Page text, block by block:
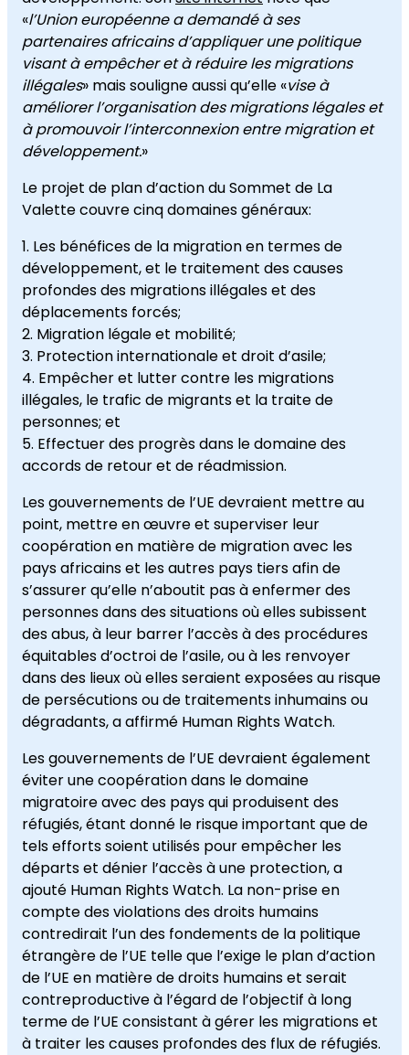
«l’Union européenne a demandé à ses
partenaires africains d’appliquer une politique
visant à empêcher et à réduire les migrations
illégales» mais souligne aussi qu’elle «vise à
améliorerl’organisation des migrations légales et
à promouvoir l’interconnexion entre migration et
développement.»
Le projet de plan d’action du Sommet de La
Valette couvre cinq domaines généraux:
Les bénéfices de la migration en termes de
développement, et le traitement des causes
profondes des migrations illégales et des
déplacements forcés;
Migration légale et mobilité;
Protection internationale et droit d’asile;
Empêcher et lutter contre les migrations
illégales, le trafic de migrants et la traite de
personnes; et
Effectuer des progrès dans le domaine des
accords de retour et de réadmission.
Les gouvernements de l’UE devraient mettre au
point, mettre en œuvre et superviser leur
coopération en matière de migration avec les
pays africains et les autres pays tiers afin de
s’assurer qu’elle n’aboutit pas à enfermer des
personnes dans des situations où elles subissent
des abus, à leur barrer l’accès à des procédures
équitables d’octroi de l’asile, ou à les renvoyer
dans des lieux où elles seraient exposées au risque
de persécutions ou de traitements inhumains ou
dégradants, a affirmé Human Rights Watch.
Les gouvernements de l’UE devraient également
éviter une coopération dans le domaine
migratoire avec des pays qui produisent des
réfugiés, étant donné le risque important que de
tels efforts soient utilisés pour empêcher les
départs et dénier l’accès à une protection, a
ajouté Human Rights Watch. La non-prise en
compte des violations des droits humains
contredirait l’un des fondements de la politique
étrangère de l’UE telle que l’exige le plan d’action
de l’UE en matière de droits humains et serait
contreproductive à l’égard de l’objectif à long
terme de l’UE consistant à gérer les migrations et
à traiter les causes profondes des flux de réfugiés.